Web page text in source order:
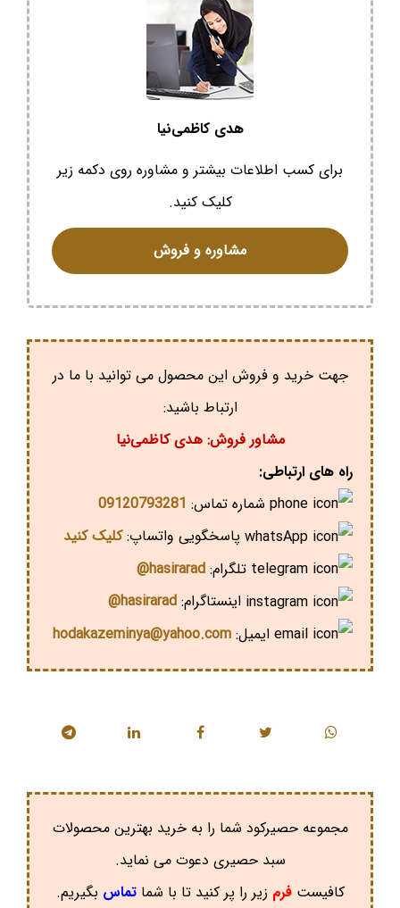
هدی کاظمی‌نیا
برای کسب اطلاعات بیشتر و مشاوره روی دکمه زیر
کلیک کنید.
مشاوره و فروش
جهت خرید و فروش این محصول می توانید با ما در
ارتباط باشید:
مشاور فروش: هدی کاظمی‌نیا
راه های ارتباطی:
شماره تماس: 09120793281
پاسخگویی واتساپ:کلیک کنید
تلگرام: hasirarad@
اینستاگرام: hasirarad@
ایمیل: hodakazeminya@yahoo.com
مجموعه حصیرکود شما را به خرید بهترین محصولات
سبد حصیری دعوت می نماید.
کافیستفرم زیر را پر کنید تا با شماتماس بگیریم.